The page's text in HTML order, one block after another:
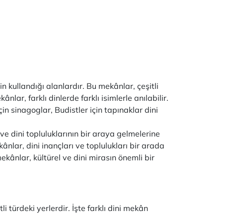
alanlardır. Bu mekânlar, çeşitli
farklı dinlerde farklı isimlerle anılabilir.
sinagoglar, Budistler için tapınaklar dini
dini topluluklarının bir araya gelmelerine
dini inançları ve toplulukları bir arada
kültürel ve dini mirasın önemli bir
türdeki yerlerdir. İşte farklı dini mekân